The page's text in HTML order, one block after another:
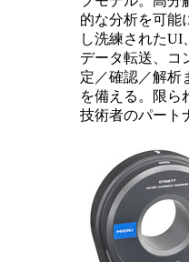
的な分析を可能
し洗練されたUI
データ転送、コ
定／確認／解析
を備える。限ら
技術者のパート